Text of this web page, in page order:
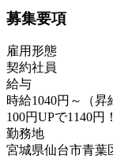
募集要項
雇用形態
契約社員
給与
時給1040円～（昇
100円UPで1140円
勤務地
宮城県仙台市青葉